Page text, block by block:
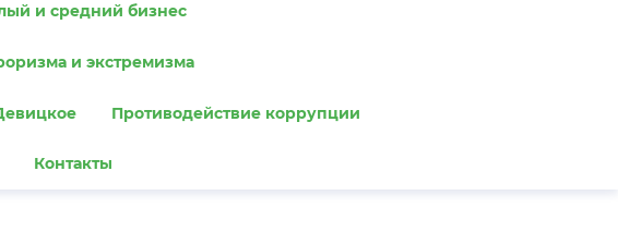
и средний бизнес
и экстремизма
Противодействие коррупции
Контакты